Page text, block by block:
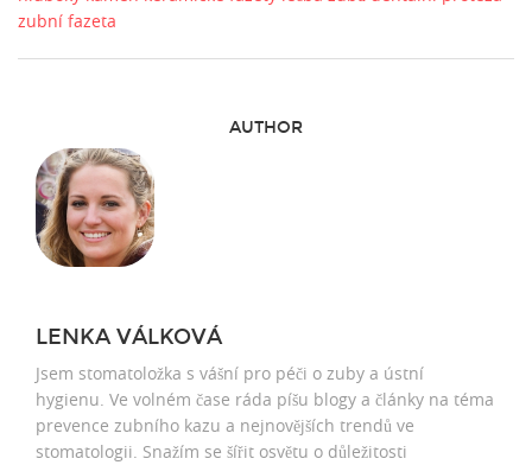
zubní fazeta
AUTHOR
LENKA VÁLKOVÁ
Jsem stomatoložka s vášní pro péči o zuby a ústní
hygienu. Ve volném čase ráda píšu blogy a články na téma
prevence zubního kazu a nejnovějších trendů ve
stomatologii. Snažím se šířit osvětu o důležitosti